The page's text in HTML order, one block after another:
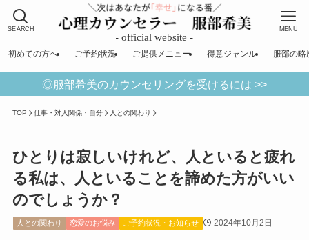
SEARCH MENU
初めての方へ ご予約状況 ご提供メニュー 得意ジャンル 服部の略
◎服部希美のカウンセリングを受けるには >>
TOP 仕事・対人関係・自分 人との関わり
ひとりは寂しいけれど、人といると疲れ
る私は、人といることを諦めた方がいい
のでしょうか？
人との関わり 恋愛のお悩み ご予約状況・お知らせ 2024年10月2日